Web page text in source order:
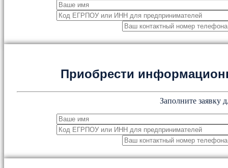
Приобрести
Заполните заявку